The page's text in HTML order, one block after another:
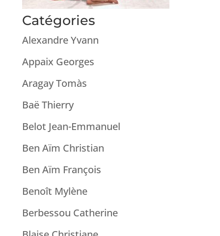
Catégories
Alexandre Yvann
Appaix Georges
Aragay Tomàs
Baë Thierry
Belot Jean-Emmanuel
Ben Aïm Christian
Ben Aïm François
Benoît Mylène
Berbessou Catherine